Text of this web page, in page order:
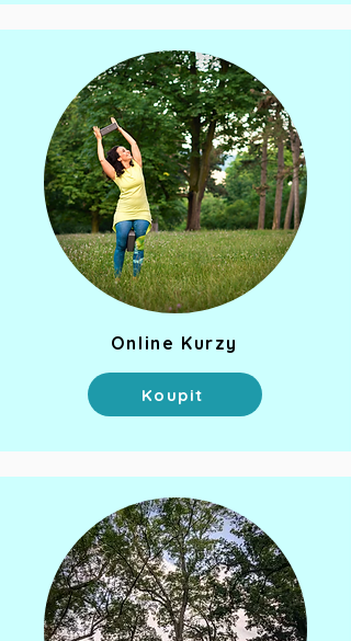
Online Kurzy
Koupit